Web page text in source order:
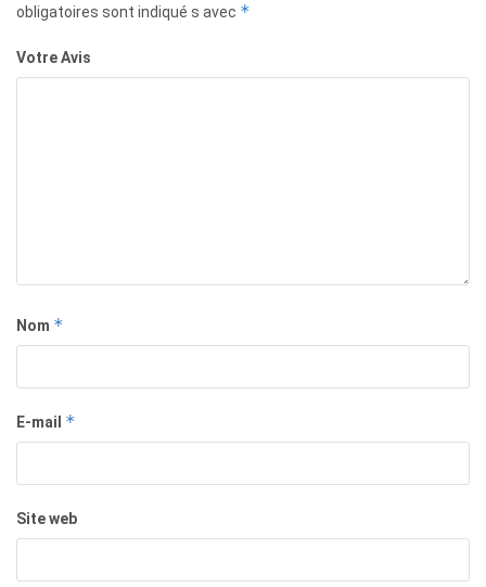
obligatoires sont indiqué s avec *
Votre Avis
Nom *
E-mail *
Site web